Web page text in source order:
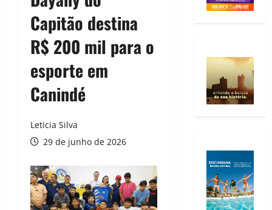
Capitão destina
R$ 200 mil para o
esporte em
Canindé
Leticia Silva
29 de junho de 2026